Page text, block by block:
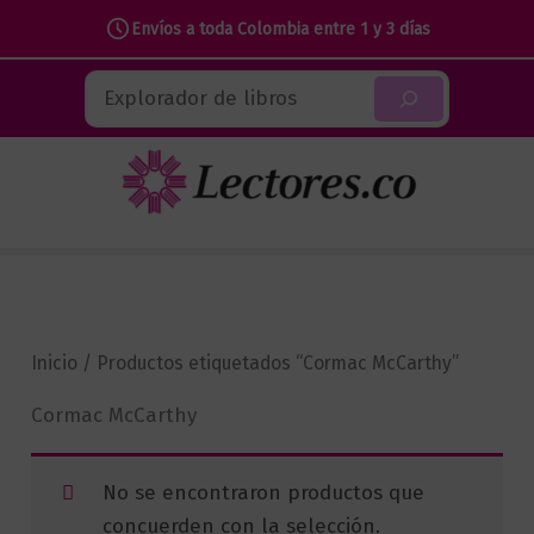
Envíos a toda Colombia entre 1 y 3 días
contenido
Buscar
Inicio / Productos etiquetados “Cormac McCarthy”
Cormac McCarthy
No se encontraron productos que
concuerden con la selección.